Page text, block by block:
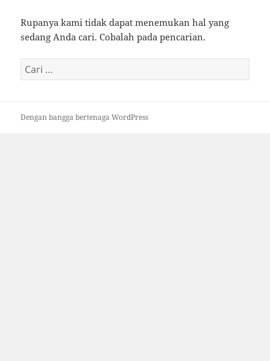
Rupanya kami tidak dapat menemukan hal yang
sedang Anda cari. Cobalah pada pencarian.
Cari
untuk:
Dengan bangga bertenaga WordPress